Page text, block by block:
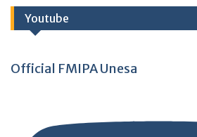
Youtube
Official FMIPA Unesa